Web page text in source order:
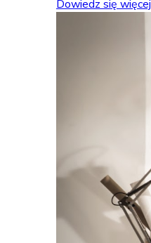
Dowiedz się więcej